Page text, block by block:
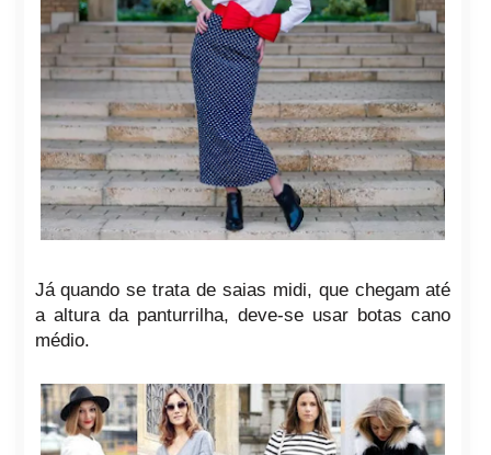
Já quando se trata de saias midi, que chegam até
a altura da panturrilha, deve-se usar botas cano
médio.